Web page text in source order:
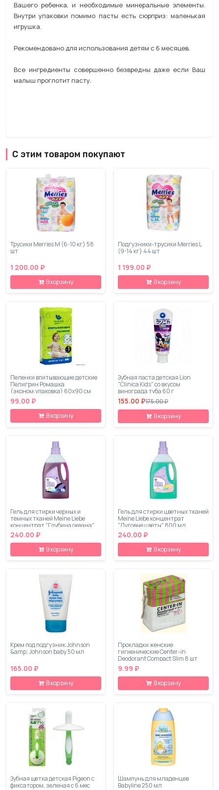
Вашего ребенка, и необходимые минеральные элементы.
Внутри упаковки помимо пасты есть сюрприз: маленькая
игрушка.
Рекомендовано для использования детям с 6 месяцев.
Все ингредиенты совершенно безвредны даже если Ваш
малыш проглотит пасту.
С этим товаром покупают
Трусики Merries M (6-10 кг) 58
шт
1 200.00 ₽
В корзину
Подгузники-трусики Merries L
(9-14 кг) 44 шт
1 199.00 ₽
В корзину
Пеленки впитывающие детские
Пелигрин Ромашка
(эконом.упаковка) 60х90 см
5шт
99.00 ₽
В корзину
Зубная паста детская Lion
"Clinica Kids" со вкусом
винограда туба 60 г
155.00 ₽175.00 ₽
В корзину
Гель для стирки черных и
темных тканей Meine Liebe
концентрат "Глубина океана"
800 мл
240.00 ₽
В корзину
Гель для стирки цветных тканей
Meine Liebe концентрат
"Луговые цветы" 800 мл
240.00 ₽
В корзину
Крем под подгузник Johnson
&amp; Johnson baby 50 мл
165.00 ₽
В корзину
Прокладки женские
гигиенические Center-in
Deodorant Compact Slim 8 шт
9.99 ₽
В корзину
Зубная щетка детская Pigeon с
фиксатором, зеленая с 6 мес
Шампунь для младенцев
Babyline 250 мл